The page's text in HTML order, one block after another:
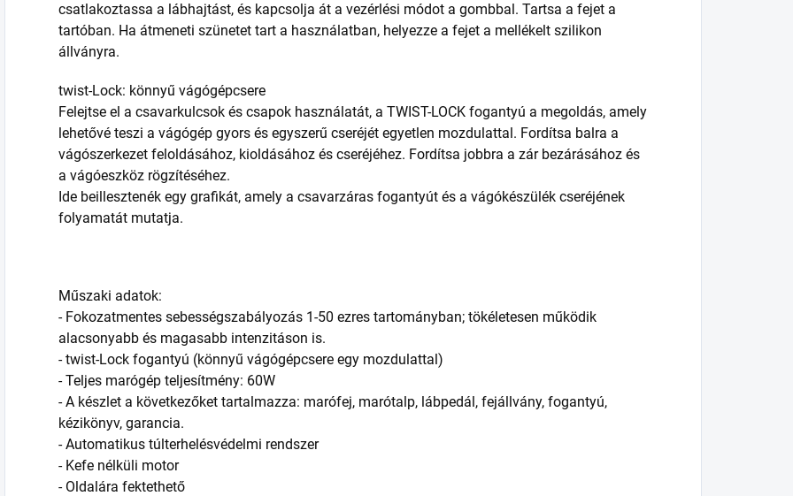
csatlakoztassa a lábhajtást, és kapcsolja át a vezérlési módot a gombbal. Tartsa a fejet a
tartóban. Ha átmeneti szünetet tart a használatban, helyezze a fejet a mellékelt szilikon
állványra.
twist-Lock: könnyű vágógépcsere
Felejtse el a csavarkulcsok és csapok használatát, a TWIST-LOCK fogantyú a megoldás, amely
lehetővé teszi a vágógép gyors és egyszerű cseréjét egyetlen mozdulattal. Fordítsa balra a
vágószerkezet feloldásához, kioldásához és cseréjéhez. Fordítsa jobbra a zár bezárásához és
a vágóeszköz rögzítéséhez.
Ide beillesztenék egy grafikát, amely a csavarzáras fogantyút és a vágókészülék cseréjének
folyamatát mutatja.
Műszaki adatok:
- Fokozatmentes sebességszabályozás 1-50 ezres tartományban; tökéletesen működik
alacsonyabb és magasabb intenzitáson is.
- twist-Lock fogantyú (könnyű vágógépcsere egy mozdulattal)
- Teljes marógép teljesítmény: 60W
- A készlet a következőket tartalmazza: marófej, marótalp, lábpedál, fejállvány, fogantyú,
kézikönyv, garancia.
- Automatikus túlterhelésvédelmi rendszer
- Kefe nélküli motor
- Oldalára fektethető